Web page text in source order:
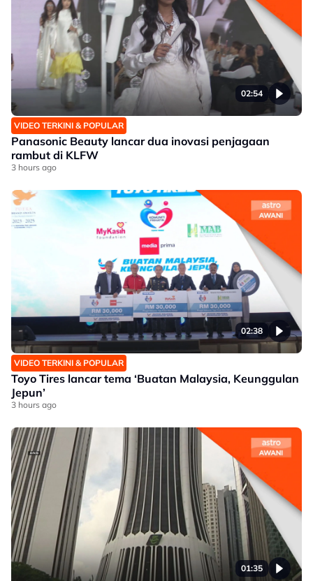
02:54
VIDEO TERKINI & POPULAR
Panasonic Beauty lancar dua inovasi penjagaan
rambut di KLFW
3 hours ago
02:38
VIDEO TERKINI & POPULAR
Toyo Tires lancar tema ‘Buatan Malaysia, Keunggulan
Jepun’
3 hours ago
01:35